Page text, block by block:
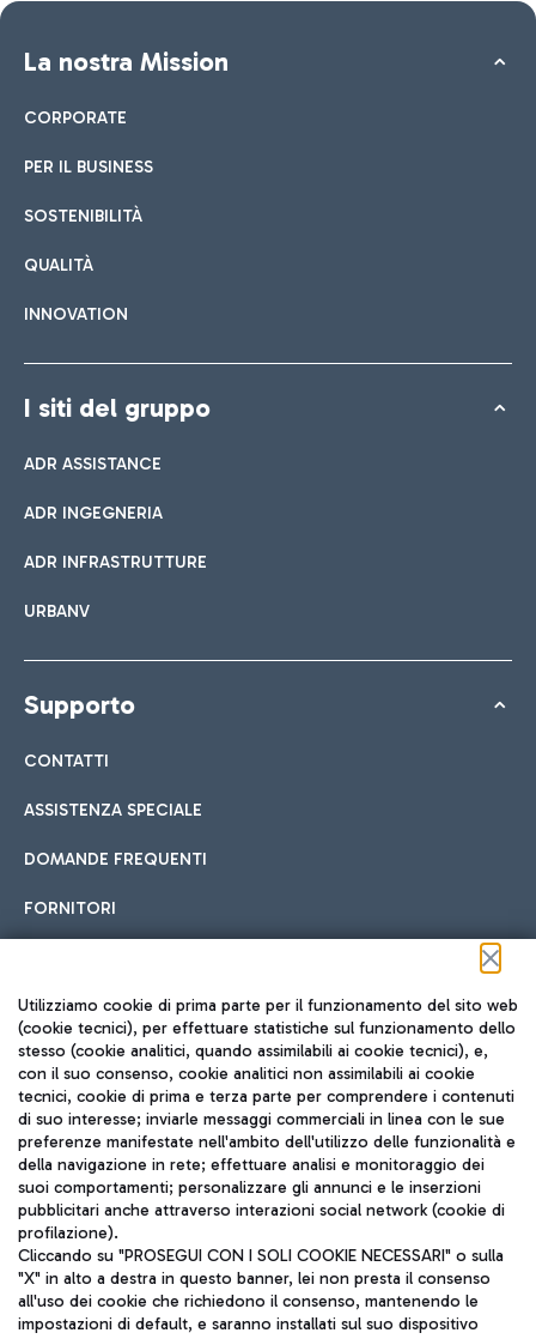
La nostra Mission
CORPORATE
PER IL BUSINESS
SOSTENIBILITÀ
QUALITÀ
INNOVATION
I siti del gruppo
ADR ASSISTANCE
ADR INGEGNERIA
ADR INFRASTRUTTURE
URBANV
Supporto
CONTATTI
ASSISTENZA SPECIALE
DOMANDE FREQUENTI
FORNITORI
Seguici sui social
TRAVEL JOURNAL
ITA
Utilizziamo cookie di prima parte per il funzionamento del sito web
(cookie tecnici), per effettuare statistiche sul funzionamento dello
stesso (cookie analitici, quando assimilabili ai cookie tecnici), e,
con il suo consenso, cookie analitici non assimilabili ai cookie
tecnici, cookie di prima e terza parte per comprendere i contenuti
di suo interesse; inviarle messaggi commerciali in linea con le sue
preferenze manifestate nell'ambito dell'utilizzo delle funzionalità e
della navigazione in rete; effettuare analisi e monitoraggio dei
suoi comportamenti; personalizzare gli annunci e le inserzioni
pubblicitari anche attraverso interazioni social network (cookie di
profilazione).
Cliccando su "PROSEGUI CON I SOLI COOKIE NECESSARI" o sulla
"X" in alto a destra in questo banner, lei non presta il consenso
all'uso dei cookie che richiedono il consenso, mantenendo le
impostazioni di default, e saranno installati sul suo dispositivo